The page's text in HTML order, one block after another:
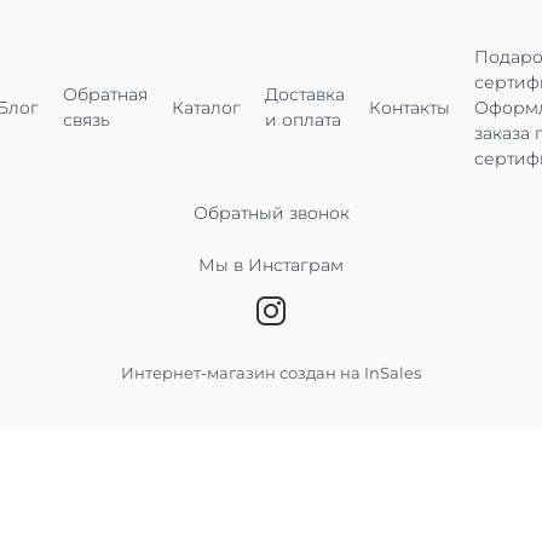
Обратная
связь
Каталог
Доставка
и оплата
Контакты
заказа
Обратный звонок
Мы в Инстаграм
Интернет-магазин создан на InSales